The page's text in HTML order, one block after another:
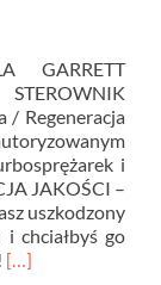
GARRETT
/ Regeneracja
i
JAKOŚCI –
uszkodzony
chciałbyś go
Read
[…]